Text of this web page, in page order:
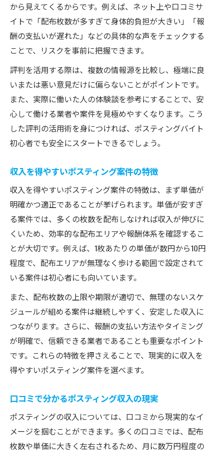
から見えてくるからです。例えば、ネット上や口コミサ
イトで「配布枚数が多すぎて身体的負担が大きい」「報
酬の支払いが遅れた」などの具体的な声をチェックする
ことで、リスクを事前に把握できます。
評判を活用する際は、複数の情報源を比較し、極端に良
いまたは悪い意見だけに偏らないことがポイントです。
また、実際に働いた人の体験談を参考にすることで、安
心して働ける業者や案件を見極めやすくなります。こう
した評判の活用術を身につければ、ポスティングバイト
初心者でも安全にスタートできるでしょう。
収入を得やすいポスティング案件の特徴
収入を得やすいポスティング案件の特徴は、まず単価が
明確かつ適正であることが挙げられます。単価が安すぎ
る案件では、多くの枚数を配布しなければ収入が伸びに
くいため、効率的な配布エリアや報酬体系を確認するこ
とが大切です。例えば、1枚あたりの単価が数円から10円
程度で、配布エリアが無理なく歩ける範囲で設定されて
いる案件は初心者にも向いています。
また、配布枚数の上限や期限が適切で、無理のないスケ
ジュールが組める案件は継続しやすく、安定した収入に
つながります。さらに、報酬の支払い方法やタイミング
が明確で、信頼できる業者であることも重要なポイント
です。これらの特徴を押さえることで、現実的に収入を
得やすいポスティング案件を選べます。
口コミで分かるポスティング収入の現実
ポスティングの収入については、口コミから現実的なイ
メージを掴むことができます。多くの口コミでは、配布
枚数や単価に大きく左右されるため、月に数万円程度の